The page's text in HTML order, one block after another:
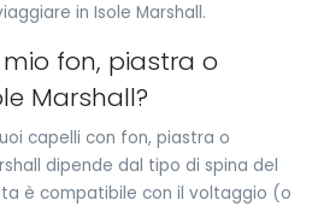
in Isole Marshall.
mio fon, piastra o
Marshall?
capelli con fon, piastra o
dipende dal tipo di spina del
è compatibile con il voltaggio (o